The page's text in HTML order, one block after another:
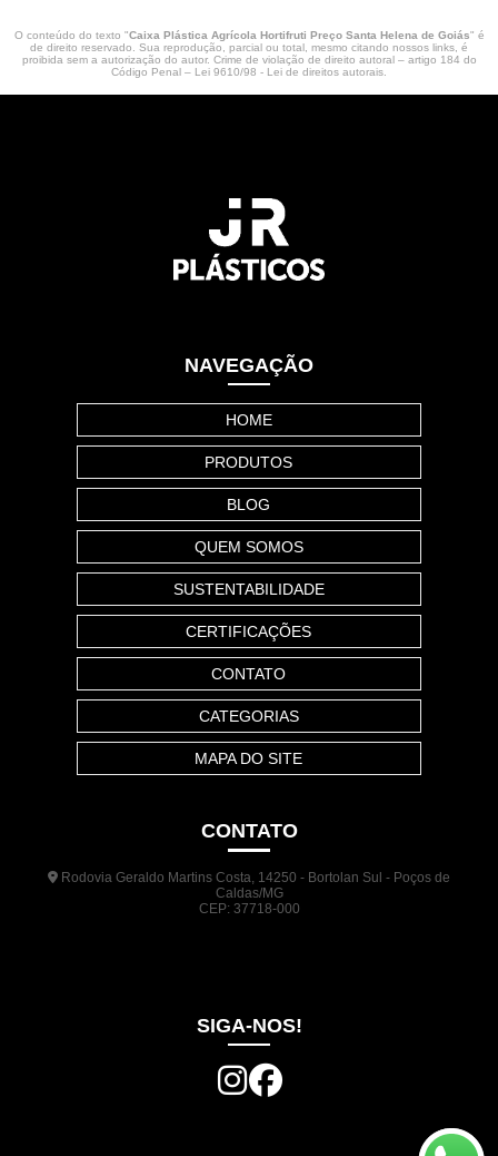
O conteúdo do texto "Caixa Plástica Agrícola Hortifruti Preço Santa Helena de Goiás" é
de direito reservado. Sua reprodução, parcial ou total, mesmo citando nossos links, é
proibida sem a autorização do autor. Crime de violação de direito autoral – artigo 184 do
Código Penal – Lei 9610/98 - Lei de direitos autorais.
NAVEGAÇÃO
HOME
PRODUTOS
BLOG
QUEM SOMOS
SUSTENTABILIDADE
CERTIFICAÇÕES
CONTATO
CATEGORIAS
MAPA DO SITE
CONTATO
Rodovia Geraldo Martins Costa, 14250 - Bortolan Sul - Poços de
Caldas/MG
CEP: 37718-000
SIGA-NOS!